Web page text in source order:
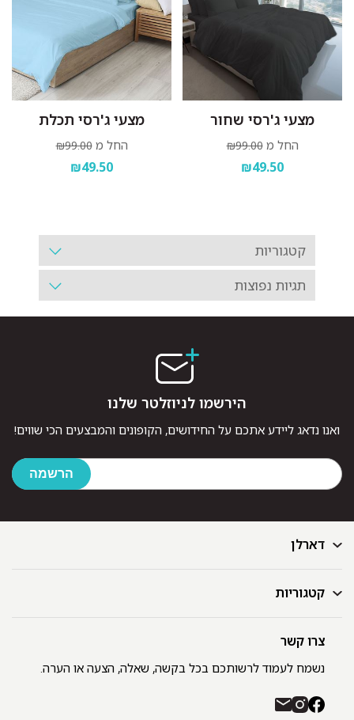
מצעי ג'רסי שחור
החל מ ₪99.00
₪49.50
מצעי ג'רסי תכלת
החל מ ₪99.00
₪49.50
קטגוריות
תגיות נפוצות
דארלן
דף הבית
GIFT CARD
רשימת חנויות
משלוחים והחזרות
קטגוריות
מצעים
מגבות
כיסויי מיטה
צרו קשר
נשמח לעמוד לרשותכם בכל בקשה, שאלה, הצעה או הערה.
הירשמו לניוזלטר שלנו
ואנו נדאג ליידע אתכם על החידושים, הקופונים והמבצעים הכי שווים!